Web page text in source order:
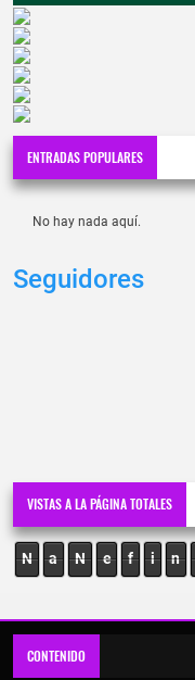
ENTRADAS POPULARES
No hay nada aquí.
Seguidores
VISTAS A LA PÁGINA TOTALES
N a N e f i n
CONTENIDO